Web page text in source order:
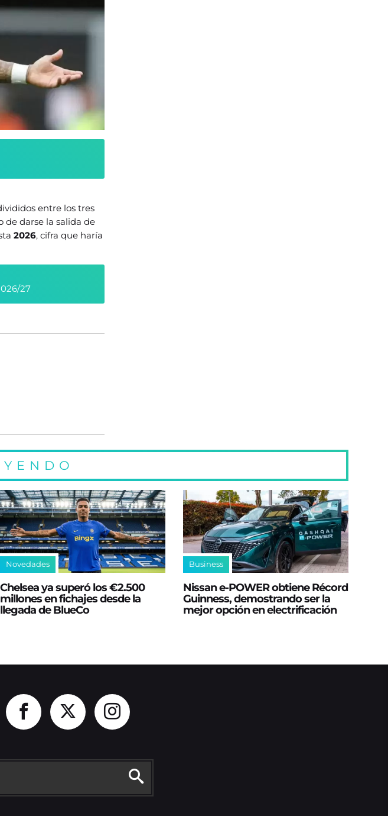
entre los tres
de darse la salida de
2026, cifra que haría
27
Novedades
Chelsea ya superó los €2.500
millones en fichajes desde la
llegada de BlueCo
Business
Nissan e‑POWER obtiene Récord
Guinness, demostrando ser la
mejor opción en electrificación